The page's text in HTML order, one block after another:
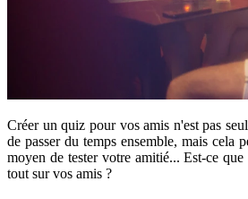
Créer un quiz pour vos amis n'est pas
de passer du temps ensemble, mais cela
moyen de tester votre amitié... Est-ce
tout sur vos amis ?